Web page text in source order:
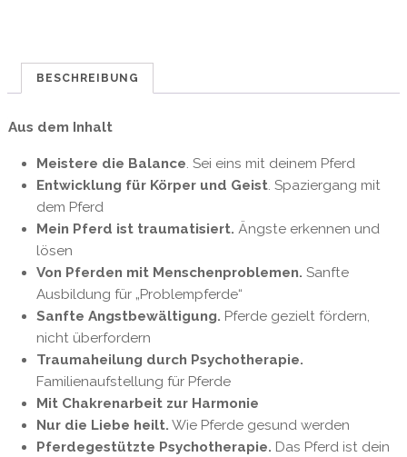
BESCHREIBUNG
Aus dem Inhalt
Meistere die Balance. Sei eins mit deinem Pferd
Entwicklung für Körper und Geist. Spaziergang mit
dem Pferd
Mein Pferd ist traumatisiert. Ängste erkennen und
lösen
Von Pferden mit Menschenproblemen. Sanfte
Ausbildung für „Problempferde“
Sanfte Angstbewältigung. Pferde gezielt fördern,
nicht überfordern
Traumaheilung durch Psychotherapie.
Familienaufstellung für Pferde
Mit Chakrenarbeit zur Harmonie
Nur die Liebe heilt. Wie Pferde gesund werden
Pferdegestützte Psychotherapie. Das Pferd ist dein